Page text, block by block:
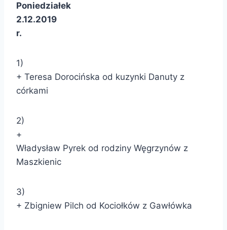
Poniedziałek
2.12.2019
r.
1)
+ Teresa Dorocińska od kuzynki Danuty z
córkami
2)
+
Władysław Pyrek od rodziny Węgrzynów z
Maszkienic
3)
+ Zbigniew Pilch od Kociołków z Gawłówka